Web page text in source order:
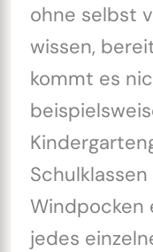
ohne selbst
wissen,
kommt es
Windpocken
jedes